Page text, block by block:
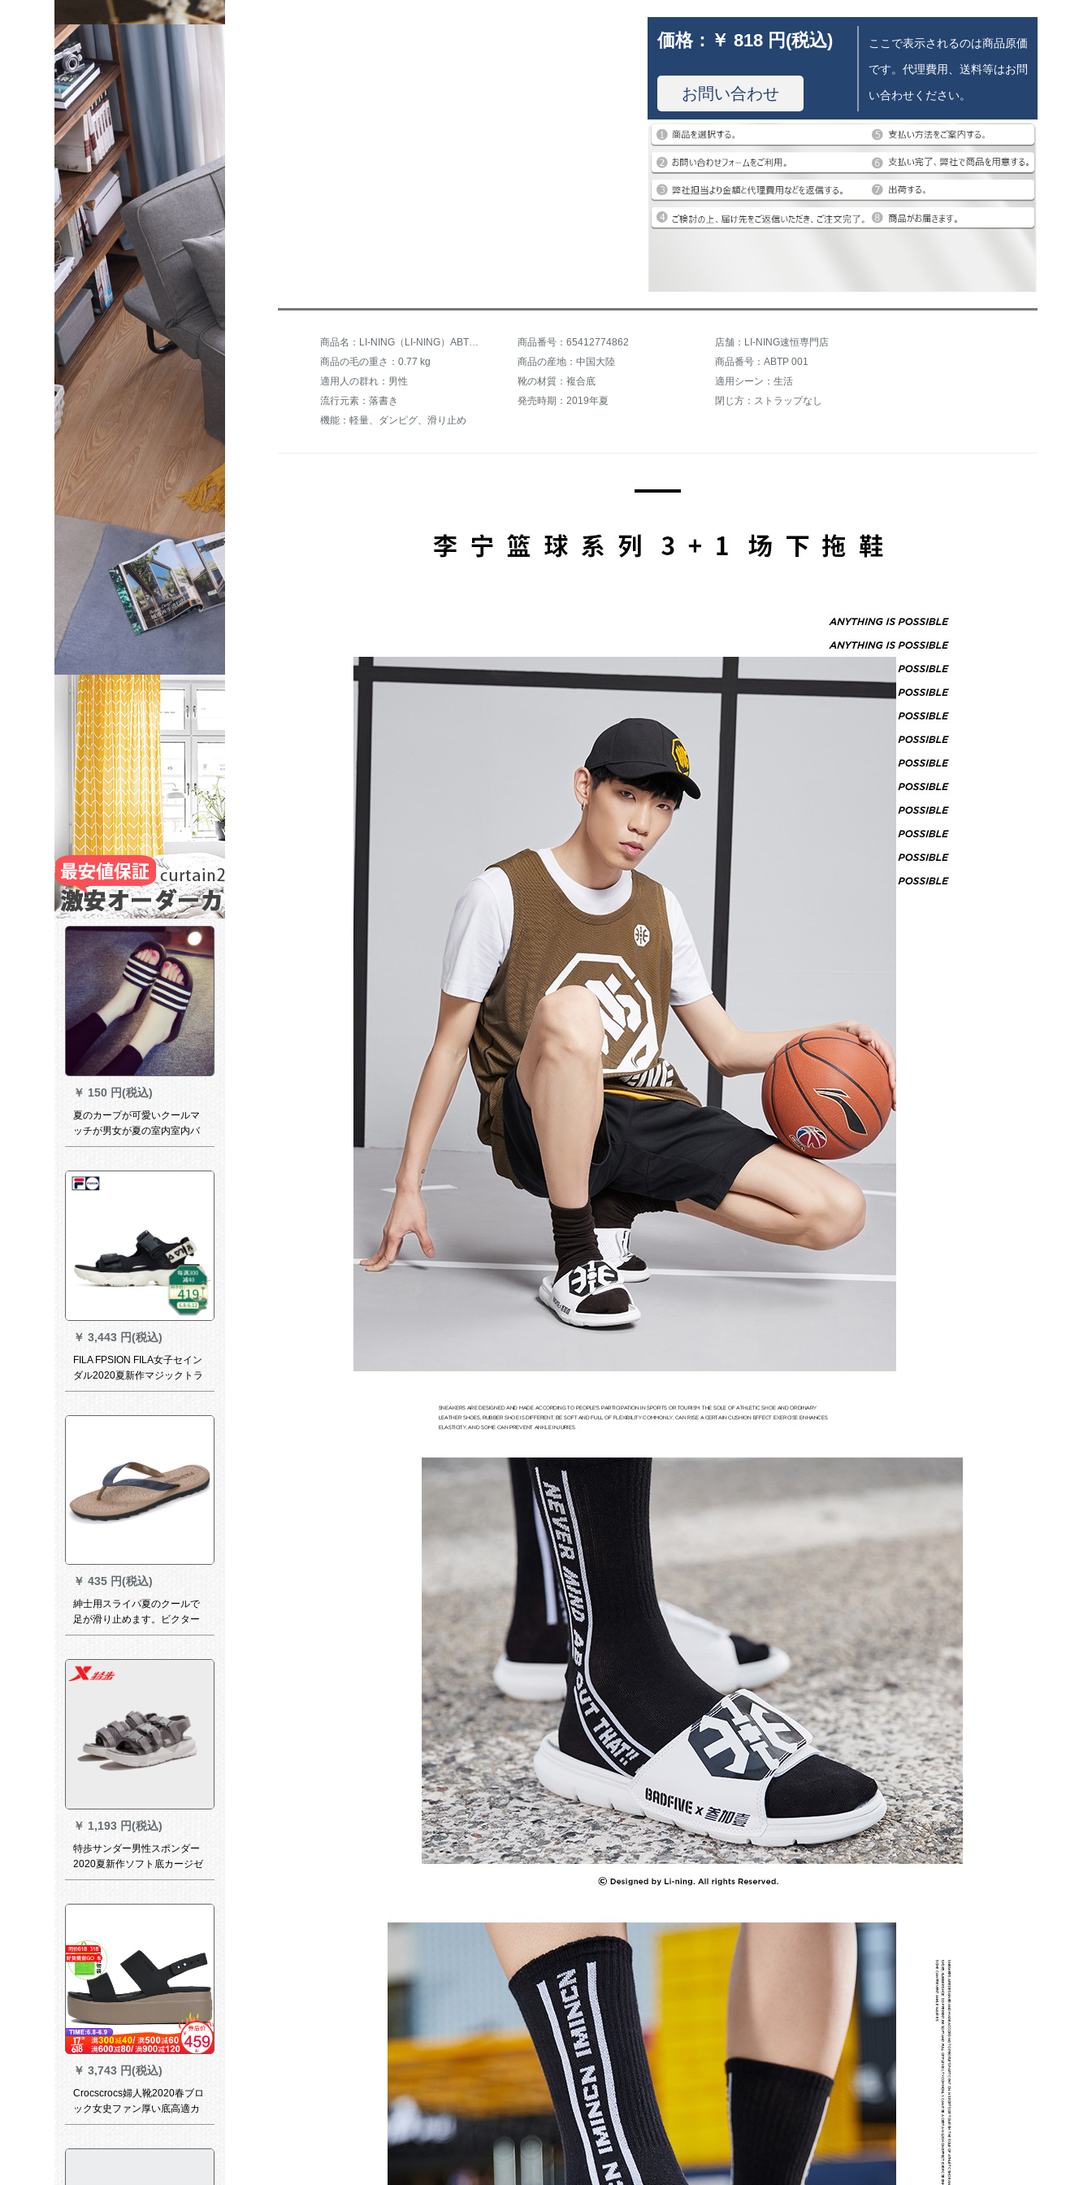
￥ 150 円(税込)
夏のカープが可愛いクールマ
ッチが男女が夏の室内室内バ
ースムでお風呂に入る時は、
棒)42-43が41-42に似ていま
す。
￥ 3,443 円(税込)
FILA FPSION FILA女子セイン
ダル2020夏新作マジックトラ
ック
￥ 435 円(税込)
紳士用スライパ夏のクールで
足が滑り止めます。ビクター
チサルと欧米の学生用アウド
￥ 1,193 円(税込)
特歩サンダー男性スポンダー
2020夏新作ソフト底カージゼ
ル100足快适マジロックビッ
￥ 3,743 円(税込)
Crocscrocs婦人靴2020春ブロ
ック女史ファン厚い底高適カ
ミュブザー2053-07 H
価格： ￥ 818 円(税込)
お問い合わせ
ここで表示されるのは商品原価
です。代理費用、送料等はお問
い合わせください。
商品名：LI-NING（LI-NING）ABTP 001 商品番号：65412774862
店舗：LI-NING速恒専門店
商品の毛の重さ：0.77 kg
商品の産地：中国大陸
商品番号：ABTP 001
適用人の群れ：男性
靴の材質：複合底
適用シーン：生活
流行元素：落書き
発売時期：2019年夏
閉じ方：ストラップなし
機能：軽量、ダンピグ、滑り止め